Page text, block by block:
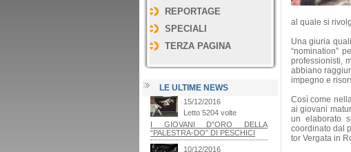
REPORTAGE
SPECIALI
TERZA PAGINA
LE ULTIME NEWS
al quale si
Una giuria
“nomination”
professionisti,
abbiano
impegno e
Così come
ai giovani
un elaborato
coordinato dal
tor Vergata in